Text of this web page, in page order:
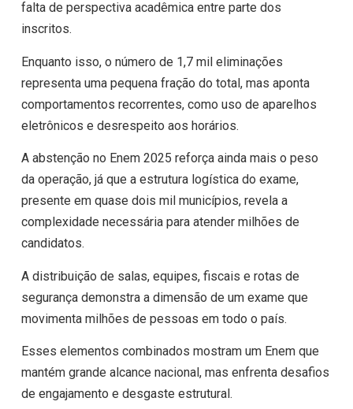
falta de perspectiva acadêmica entre parte dos
inscritos.
Enquanto isso, o número de 1,7 mil eliminações
representa uma pequena fração do total, mas aponta
comportamentos recorrentes, como uso de aparelhos
eletrônicos e desrespeito aos horários.
A abstenção no Enem 2025 reforça ainda mais o peso
da operação, já que a estrutura logística do exame,
presente em quase dois mil municípios, revela a
complexidade necessária para atender milhões de
candidatos.
A distribuição de salas, equipes, fiscais e rotas de
segurança demonstra a dimensão de um exame que
movimenta milhões de pessoas em todo o país.
Esses elementos combinados mostram um Enem que
mantém grande alcance nacional, mas enfrenta desafios
de engajamento e desgaste estrutural.